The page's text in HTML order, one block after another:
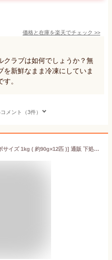
価格と在庫を楽天でチェック >>
クラブは如何でしょうか？無
新鮮なまま冷凍にしていま
。
メント（3件）
[ ソフトシェルクラブ ジャンボサイズ 1kg ( 約90g×12匹 )] 通販 下処理 いらず かに 特大 蟹 カニ 冷凍 渡り蟹 ワタリガニ ソフトシェル ノコギリガザミ 丸ごと レシピ 食べ方 殻 料理 殻付き 天ぷら 唐揚げ カレー クラブサンド 手土産 パーティ 美味しい ディナー